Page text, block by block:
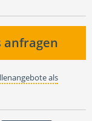
anfragen
als